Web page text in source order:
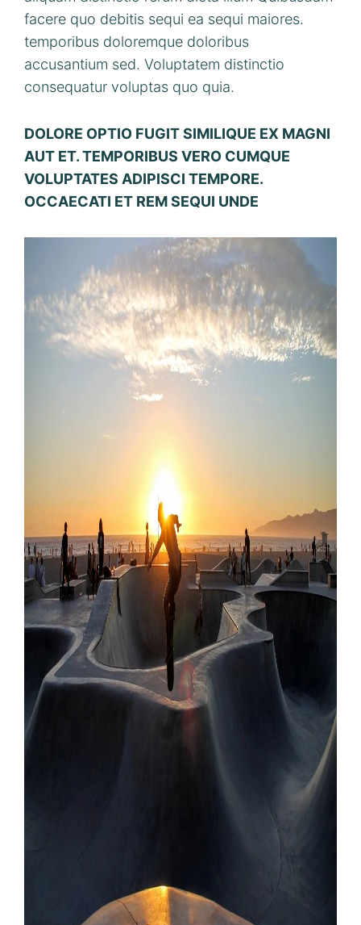
facere quo debitis sequi ea sequi maiores.
temporibus doloremque doloribus
accusantium sed. Voluptatem distinctio
consequatur voluptas quo quia.
DOLORE OPTIO FUGIT SIMILIQUE EX MAGNI
AUT ET. TEMPORIBUS VERO CUMQUE
VOLUPTATES ADIPISCI TEMPORE.
OCCAECATI ET REM SEQUI UNDE